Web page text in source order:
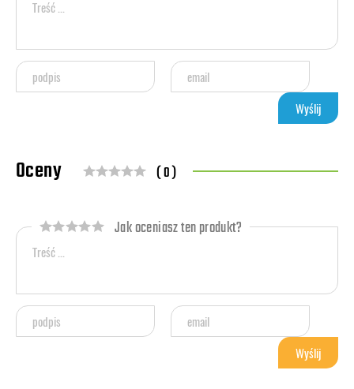
Oceny ( 0 )
Jak oceniasz ten produkt?